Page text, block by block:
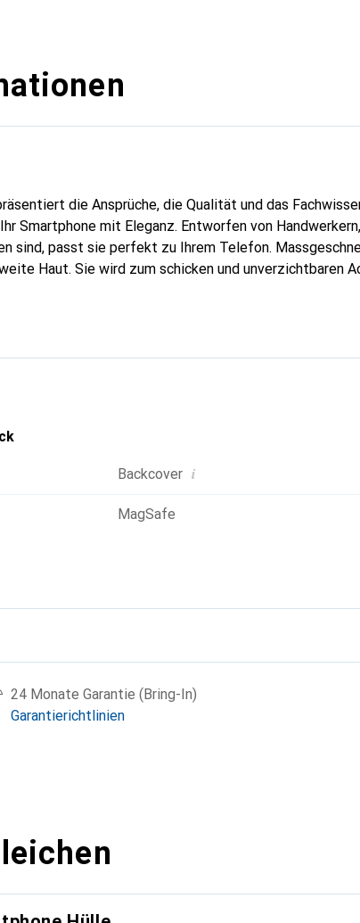
die Ansprüche, die Qualität und das
Smartphone mit Eleganz. Entworfen von
sind, passt sie perfekt zu Ihrem Telefon.
Haut. Sie wird zum schicken und unverzichtbaren
Backcover i
MagSafe
24 Monate Garantie (Bring-In)
Garantierichtlinien